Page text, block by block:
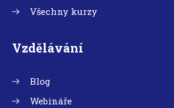
Všechny kurzy
Vzdělávání
Blog
Webináře